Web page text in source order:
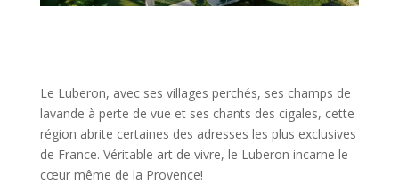
Le Luberon, avec ses villages perchés, ses champs de
lavande à perte de vue et ses chants des cigales, cette
région abrite certaines des adresses les plus exclusives
de France. Véritable art de vivre, le Luberon incarne le
cœur même de la Provence!